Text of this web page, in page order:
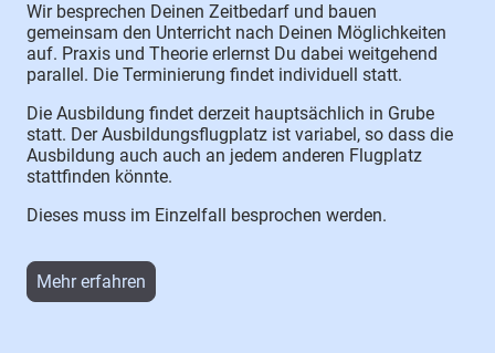
Wir besprechen Deinen Zeitbedarf und bauen
gemeinsam den Unterricht nach Deinen Möglichkeiten
auf. Praxis und Theorie erlernst Du dabei weitgehend
parallel. Die Terminierung findet individuell statt.
Die Ausbildung findet derzeit hauptsächlich in Grube
statt. Der Ausbildungsflugplatz ist variabel, so dass die
Ausbildung auch auch an jedem anderen Flugplatz
stattfinden könnte.
Dieses muss im Einzelfall besprochen werden.
Mehr erfahren